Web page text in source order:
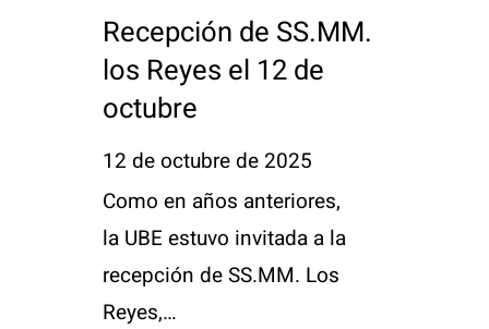
Recepción de SS.MM.
los Reyes el 12 de
octubre
12 de octubre de 2025
Como en años anteriores,
la UBE estuvo invitada a la
recepción de SS.MM. Los
Reyes,…